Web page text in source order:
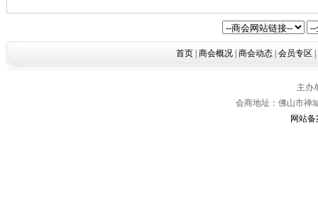
首页 商会概况 商会动态 会员专区
主办
会商地址：佛山市禅
网站备